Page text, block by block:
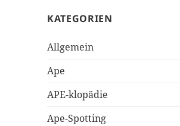
KATEGORIEN
Allgemein
Ape
APE-klopädie
Ape-Spotting